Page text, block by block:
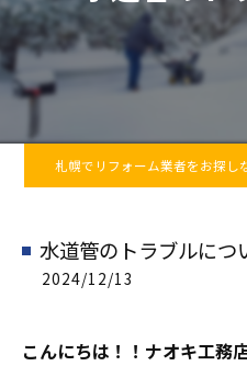
水道管のトラブルにつ
2024/12/13
こんにちは！！ナオキ工務